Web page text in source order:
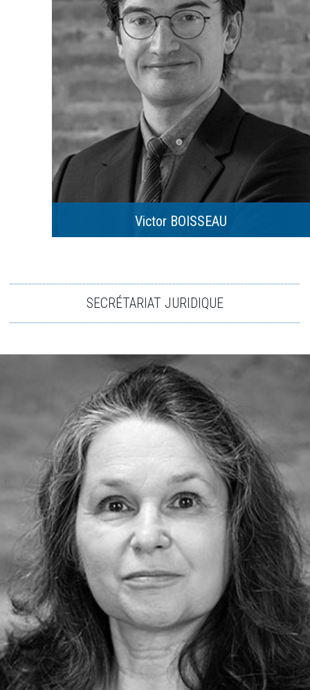
Victor BOISSEAU
SECRÉTARIAT JURIDIQUE